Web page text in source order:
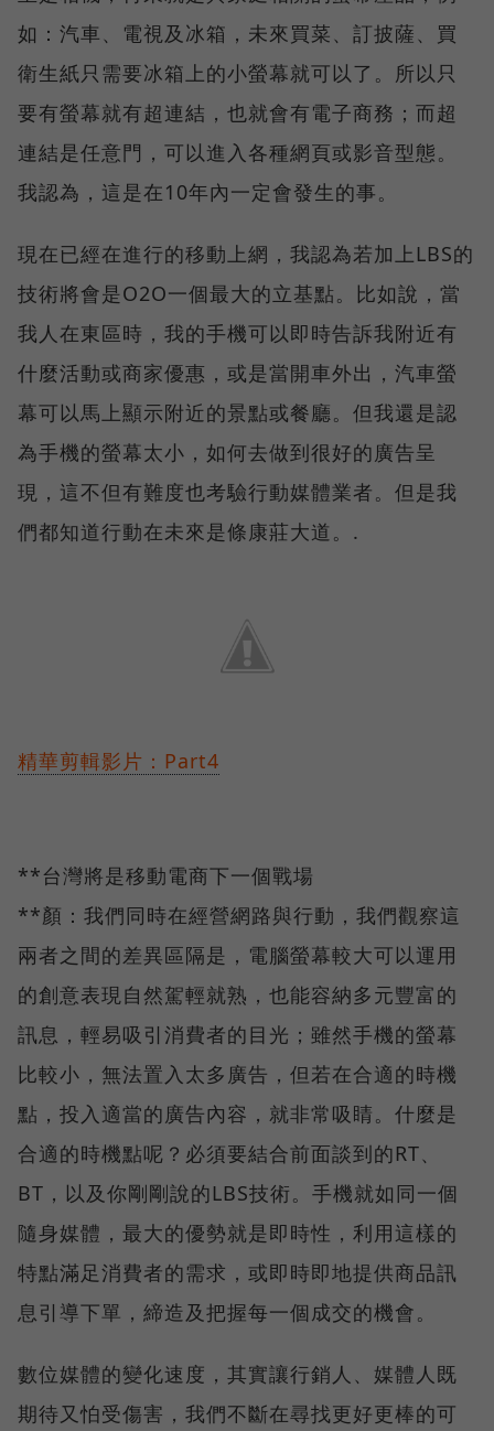
如：汽車、電視及冰箱，未來買菜、訂披薩、買
衛生紙只需要冰箱上的小螢幕就可以了。所以只
要有螢幕就有超連結，也就會有電子商務；而超
連結是任意門，可以進入各種網頁或影音型態。
我認為，這是在10年內一定會發生的事。
現在已經在進行的移動上網，我認為若加上LBS的
技術將會是O2O一個最大的立基點。比如說，當
我人在東區時，我的手機可以即時告訴我附近有
什麼活動或商家優惠，或是當開車外出，汽車螢
幕可以馬上顯示附近的景點或餐廳。但我還是認
為手機的螢幕太小，如何去做到很好的廣告呈
現，這不但有難度也考驗行動媒體業者。但是我
們都知道行動在未來是條康莊大道。.
精華剪輯影片：Part4
**台灣將是移動電商下一個戰場
**顏：我們同時在經營網路與行動，我們觀察這
兩者之間的差異區隔是，電腦螢幕較大可以運用
的創意表現自然駕輕就熟，也能容納多元豐富的
訊息，輕易吸引消費者的目光；雖然手機的螢幕
比較小，無法置入太多廣告，但若在合適的時機
點，投入適當的廣告內容，就非常吸睛。什麼是
合適的時機點呢？必須要結合前面談到的RT、
BT，以及你剛剛說的LBS技術。手機就如同一個
隨身媒體，最大的優勢就是即時性，利用這樣的
特點滿足消費者的需求，或即時即地提供商品訊
息引導下單，締造及把握每一個成交的機會。
數位媒體的變化速度，其實讓行銷人、媒體人既
期待又怕受傷害，我們不斷在尋找更好更棒的可